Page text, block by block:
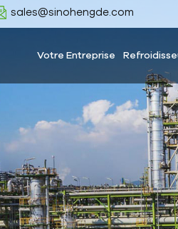
sales@sinohengde.com
Votre Entreprise